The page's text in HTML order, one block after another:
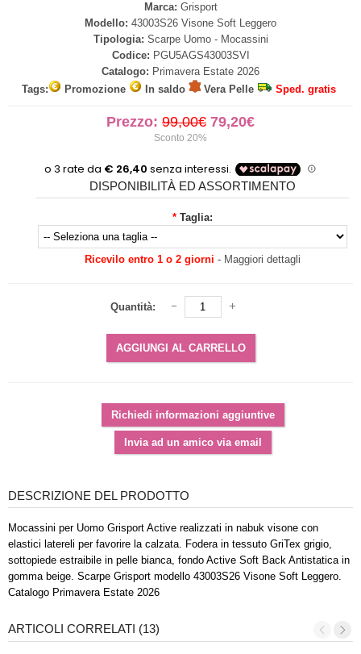
Marca: Grisport
Modello: 43003S26 Visone Soft Leggero
Tipologia: Scarpe Uomo - Mocassini
Codice: PGU5AGS43003SVI
Catalogo: Primavera Estate 2026
Tags:
Promozione In saldo Vera Pelle Sped. gratis
Prezzo: 99,00€ 79,20€
Sconto 20%
DISPONIBILITÀ ED ASSORTIMENTO
* Taglia:
Ricevilo entro 1 o 2 giorni - Maggiori dettagli
Quantità:
DESCRIZIONE DEL PRODOTTO
Mocassini per Uomo Grisport Active realizzati in nabuk visone con
elastici latereli per favorire la calzata. Fodera in tessuto GriTex grigio,
sottopiede estraibile in pelle bianca, fondo Active Soft Back Antistatica in
gomma beige. Scarpe Grisport modello 43003S26 Visone Soft Leggero.
Catalogo Primavera Estate 2026
ARTICOLI CORRELATI (13)